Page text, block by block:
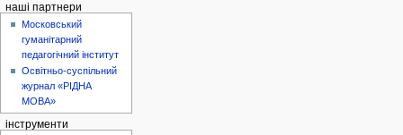
наші партнери
Московський
гуманітарний
педагогічний інститут
Освітньо-суспільний
журнал «РІДНА
МОВА»
інструменти